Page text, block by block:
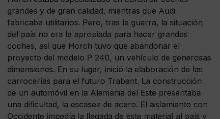
grandes y de gran calidad, mientras que Audi
fabricaba utilitarios. Pero, tras la guerra, la situación
del país no era la apropiada para hacer grandes
coches, así que Horch tuvo que abandonar el
proyecto del modelo P 240, un vehículo de generosas
dimensiones. En su lugar, inició la elaboración de las
carrocerías para el futuro Trabant. La construcción
de un automóvil en la Alemania del Este presentaba
una dificultad, la escasez de acero. El aislamiento con
Occidente impedía la llegada de este material al país y